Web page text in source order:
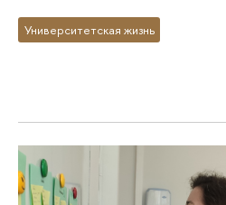
Университетская жизнь